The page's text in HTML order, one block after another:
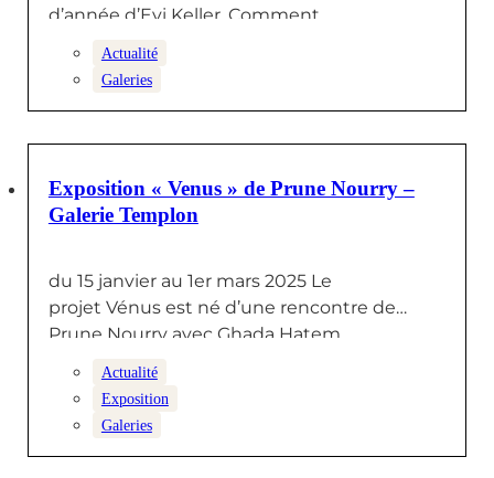
d’année d’Evi Keller. Comment…
Actualité
Galeries
10 FÉVRIER 2025
Exposition « Venus » de Prune Nourry –
Galerie Templon
du 15 janvier au 1er mars 2025 Le
projet Vénus est né d’une rencontre de
Prune Nourry avec Ghada Hatem,…
Actualité
Exposition
Galeries